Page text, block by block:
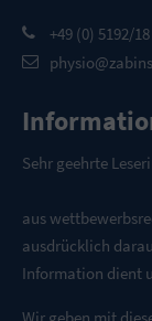
+49 (0) 5192/
Sehr geehrte
aus
ausdrücklich
Information dient